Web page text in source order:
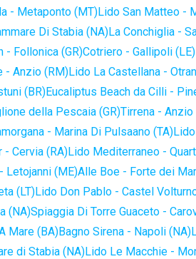
- Metaponto (MT)Lido San Matteo -
Di Stabia (NA)La Conchiglia -
- Follonica (GR)Cotriero - Gallipoli (LE)
- Anzio (RM)Lido La Castellana -
(BR)Eucaliptus Beach da Cilli -
della Pescaia (GR)Tirrena - Anzio
- Marina Di Pulsaano (TA)
- Cervia (RA)Lido Mediterraneo -
Letojanni (ME)Alle Boe - Forte dei
(LT)Lido Don Pablo - Castel
(NA)Spiaggia Di Torre Guaceto -
Mare (BA)Bagno Sirena - Napoli (NA)
di Stabia (NA)Lido Le Macchie -